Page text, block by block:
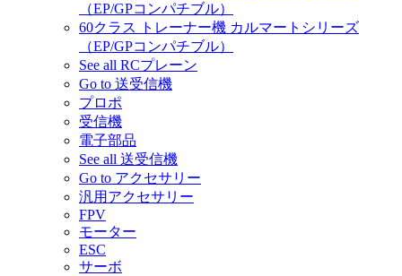
（EP/GPコンパチブル）
60クラス トレーナー機 カルマートシリーズ
（EP/GPコンパチブル）
See all RCプレーン
Go to 送受信機
プロポ
受信機
電子部品
See all 送受信機
Go to アクセサリー
汎用アクセサリー
FPV
モーター
ESC
サーボ